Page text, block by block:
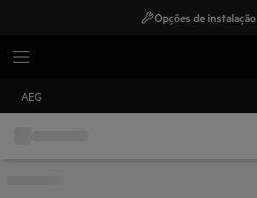
Opções de instalação
AEG